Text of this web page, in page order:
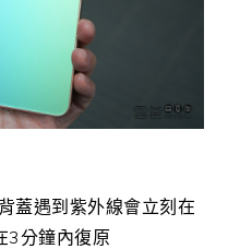
蓋遇到紫外線會立刻在
3分鐘內復原